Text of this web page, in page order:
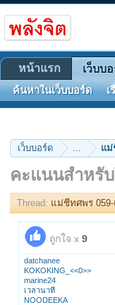
เว็บบอร์ด ... แม่
คะแนนสำหรั
Thread: แม่ชีทศพร
ถูกใจ x 9
datchanee
KOKOKING_<<0>>
marine24
เวลานาที
NOODEEKA
หน้าแรก เว็บบ
ค้นหาในเว็บบอร์ด เ